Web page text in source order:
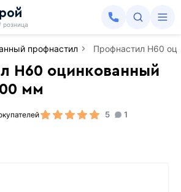
розница
профнастил Профнастил Н60
Н60 оцинкованный
мм
5 1